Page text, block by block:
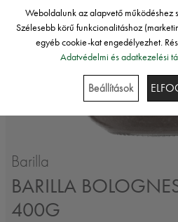
Barilla
BARILLA
400G
Weboldalunk az alapvető működéshez
Szélesebb körű funkcionalitáshoz
egyéb cookie-kat engedélyezhet.
Adatvédelmi és adatkezelési
Beállítások